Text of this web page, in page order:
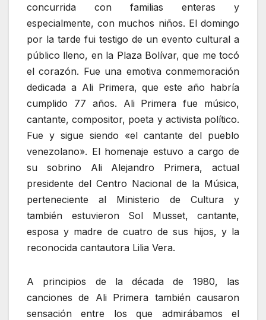
concurrida con familias enteras y
especialmente, con muchos niños. El domingo
por la tarde fui testigo de un evento cultural a
público lleno, en la Plaza Bolívar, que me tocó
el corazón. Fue una emotiva conmemoración
dedicada a Ali Primera, que este año habría
cumplido 77 años. Ali Primera fue músico,
cantante, compositor, poeta y activista político.
Fue y sigue siendo «el cantante del pueblo
venezolano». El homenaje estuvo a cargo de
su sobrino Ali Alejandro Primera, actual
presidente del Centro Nacional de la Música,
perteneciente al Ministerio de Cultura y
también estuvieron Sol Musset, cantante,
esposa y madre de cuatro de sus hijos, y la
reconocida cantautora Lilia Vera.
A principios de la década de 1980, las
canciones de Ali Primera también causaron
sensación entre los que admirábamos el